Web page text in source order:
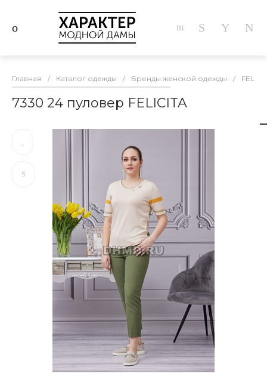
Главная / Каталог одежды / Бренды женской одежды /
7330 24 пуловер FELICITA